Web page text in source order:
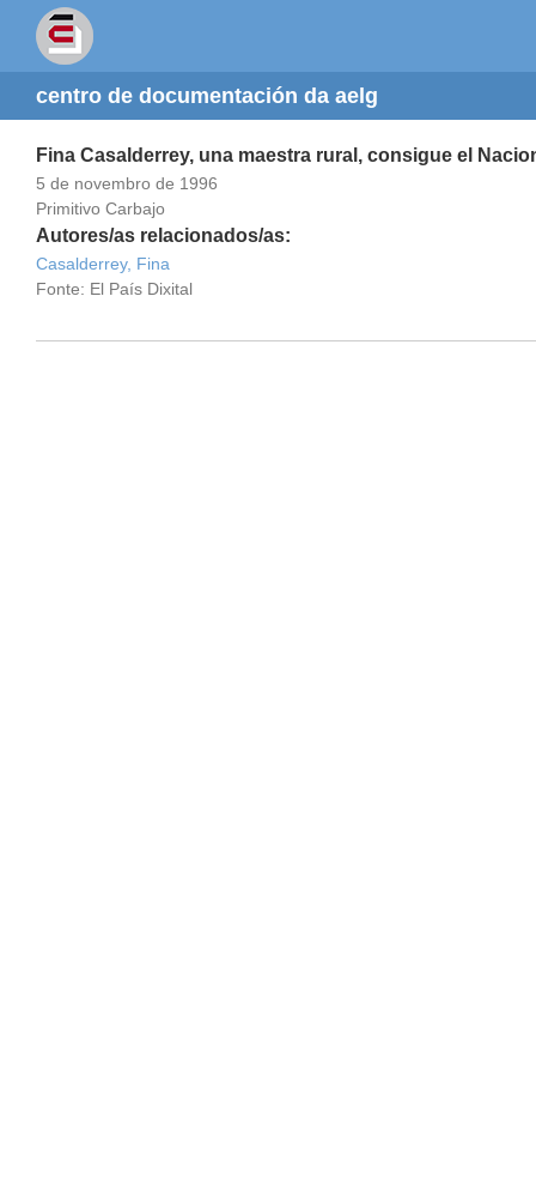
centro de documentación da aelg
Fina Casalderrey, una maestra rural, consigue el
5 de novembro de 1996
Primitivo Carbajo
Autores/as relacionados/as:
Casalderrey, Fina
Fonte: El País Dixital